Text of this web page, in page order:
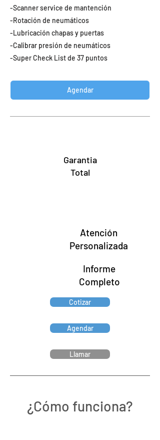
-Scanner service de mantención
-Rotación de neumáticos
-Lubricación chapas y puertas
-Calibrar presión de neumáticos
-Super Check List de 37 puntos
Agendar
Garantia
Total
Atención
Personalizada
Informe
Completo
Cotizar
Agendar
Llamar
¿Cómo funciona?